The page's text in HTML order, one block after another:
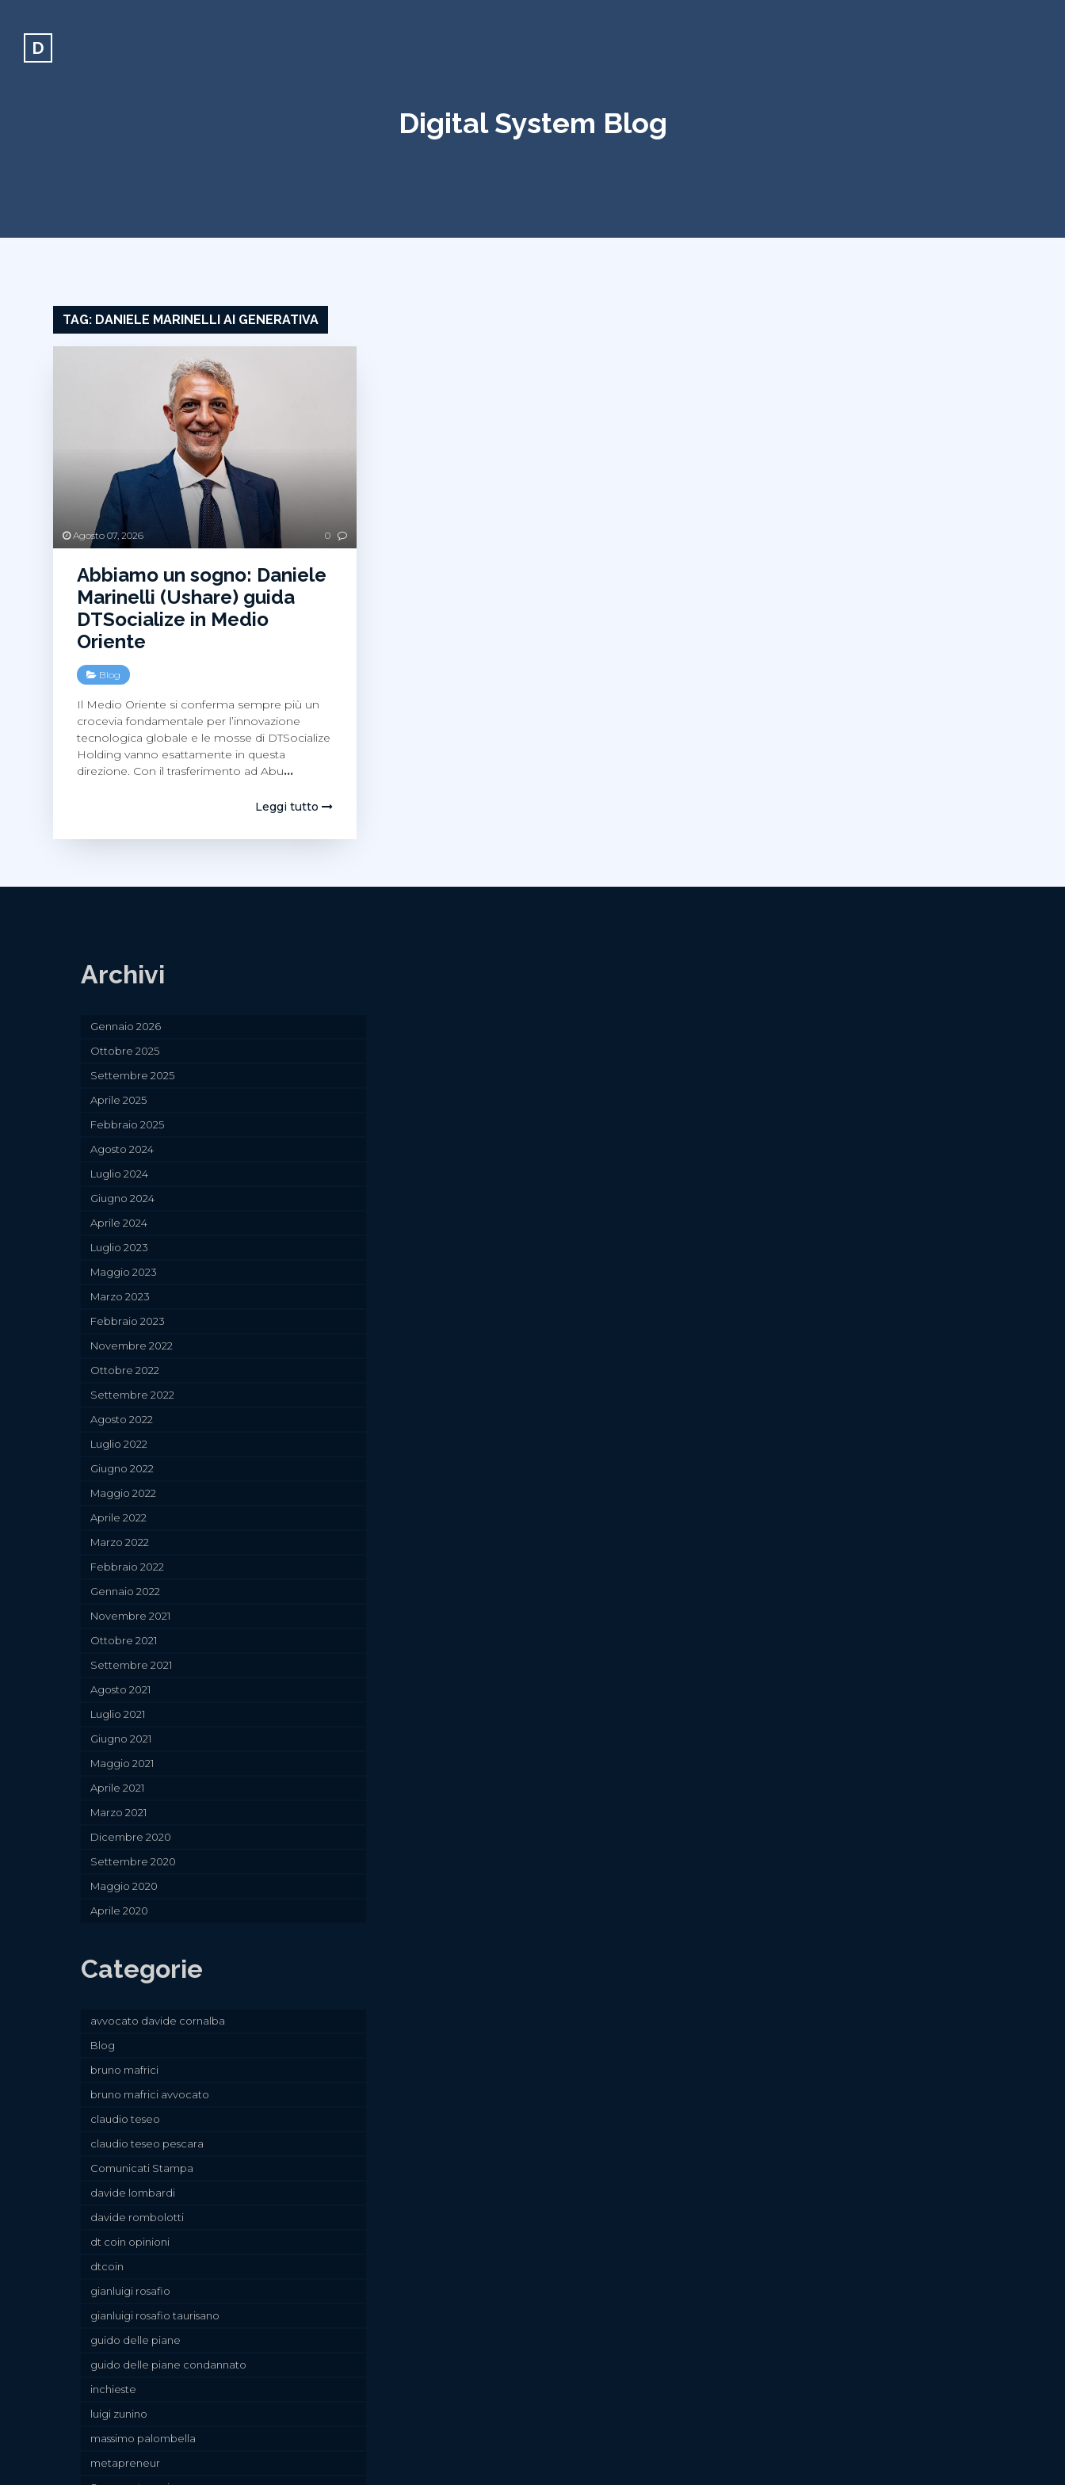
D
Digital System Blog
TAG: DANIELE MARINELLI AI GENERATIVA
Agosto 07, 2026 0
Abbiamo un sogno: Daniele
Marinelli (Ushare) guida
DTSocialize in Medio
Oriente
Blog
Il Medio Oriente si conferma sempre più un
crocevia fondamentale per l’innovazione
tecnologica globale e le mosse di DTSocialize
Holding vanno esattamente in questa
direzione. Con il trasferimento ad Abu…
Leggi tutto
Archivi
Gennaio 2026
Ottobre 2025
Settembre 2025
Aprile 2025
Febbraio 2025
Agosto 2024
Luglio 2024
Giugno 2024
Aprile 2024
Luglio 2023
Maggio 2023
Marzo 2023
Febbraio 2023
Novembre 2022
Ottobre 2022
Settembre 2022
Agosto 2022
Luglio 2022
Giugno 2022
Maggio 2022
Aprile 2022
Marzo 2022
Febbraio 2022
Gennaio 2022
Novembre 2021
Ottobre 2021
Settembre 2021
Agosto 2021
Luglio 2021
Giugno 2021
Maggio 2021
Aprile 2021
Marzo 2021
Dicembre 2020
Settembre 2020
Maggio 2020
Aprile 2020
Categorie
avvocato davide cornalba
Blog
bruno mafrici
bruno mafrici avvocato
claudio teseo
claudio teseo pescara
Comunicati Stampa
davide lombardi
davide rombolotti
dt coin opinioni
dtcoin
gianluigi rosafio
gianluigi rosafio taurisano
guido delle piane
guido delle piane condannato
inchieste
luigi zunino
massimo palombella
metapreneur